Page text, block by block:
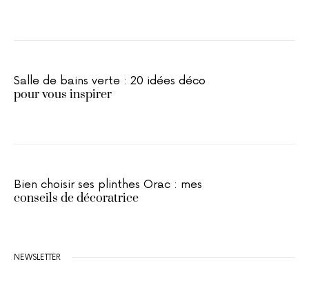
Salle de bains verte : 20 idées déco
pour vous inspirer
Bien choisir ses plinthes Orac : mes
conseils de décoratrice
NEWSLETTER